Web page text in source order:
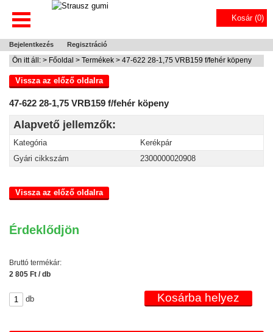
Kosár (0)
Bejelentkezés Regisztráció
Ön itt áll: > Főoldal > Termékek > 47-622 28-1,75 VRB159 f/fehér köpeny
Vissza az előző oldalra
47-622 28-1,75 VRB159 f/fehér köpeny
Alapvető jellemzők:
Kategória
Kerékpár
Gyári cikkszám
2300000020908
Vissza az előző oldalra
Érdeklődjön
Bruttó termékár:
2 805 Ft / db
db